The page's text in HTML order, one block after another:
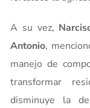
A su vez,
Antonio,
manejo de
transformar
disminuye la